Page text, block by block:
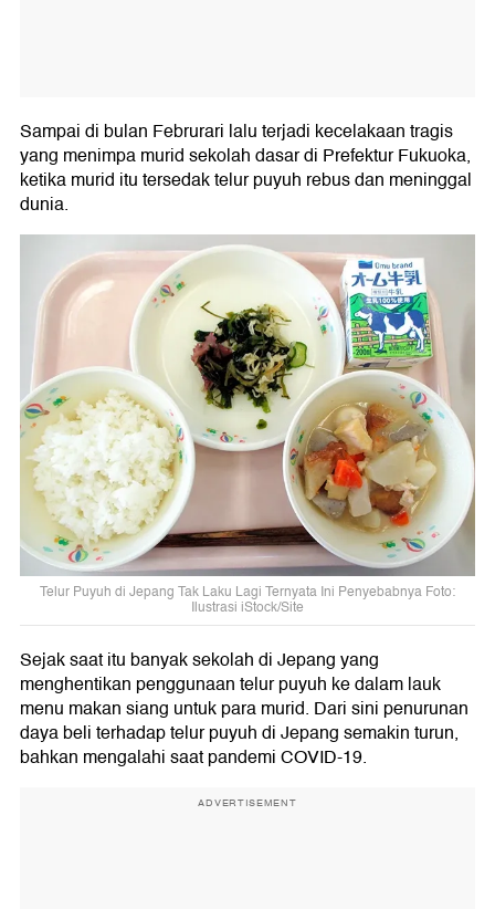
Sampai di bulan Februrari lalu terjadi kecelakaan tragis
yang menimpa murid sekolah dasar di Prefektur Fukuoka,
ketika murid itu tersedak telur puyuh rebus dan meninggal
dunia.
Telur Puyuh di Jepang Tak Laku Lagi Ternyata Ini Penyebabnya Foto:
Ilustrasi iStock/Site
Sejak saat itu banyak sekolah di Jepang yang
menghentikan penggunaan telur puyuh ke dalam lauk
menu makan siang untuk para murid. Dari sini penurunan
daya beli terhadap telur puyuh di Jepang semakin turun,
bahkan mengalahi saat pandemi COVID-19.
ADVERTISEMENT